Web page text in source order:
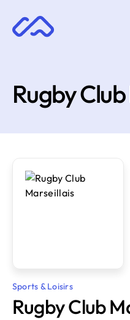
Rugby
Sports & Loisirs
Rugby Club